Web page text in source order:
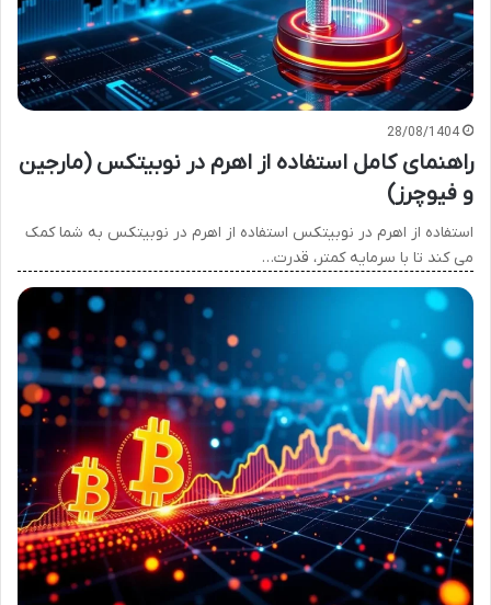
28/08/1404
راهنمای کامل استفاده از اهرم در نوبیتکس (مارجین
و فیوچرز)
استفاده از اهرم در نوبیتکس استفاده از اهرم در نوبیتکس به شما کمک
می کند تا با سرمایه کمتر، قدرت…